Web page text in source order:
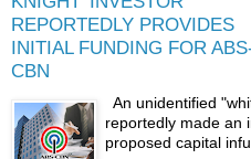
REPORTEDLY PROVIDES
INITIAL FUNDING FOR
CBN
An unidentified
reportedly made an
proposed capital